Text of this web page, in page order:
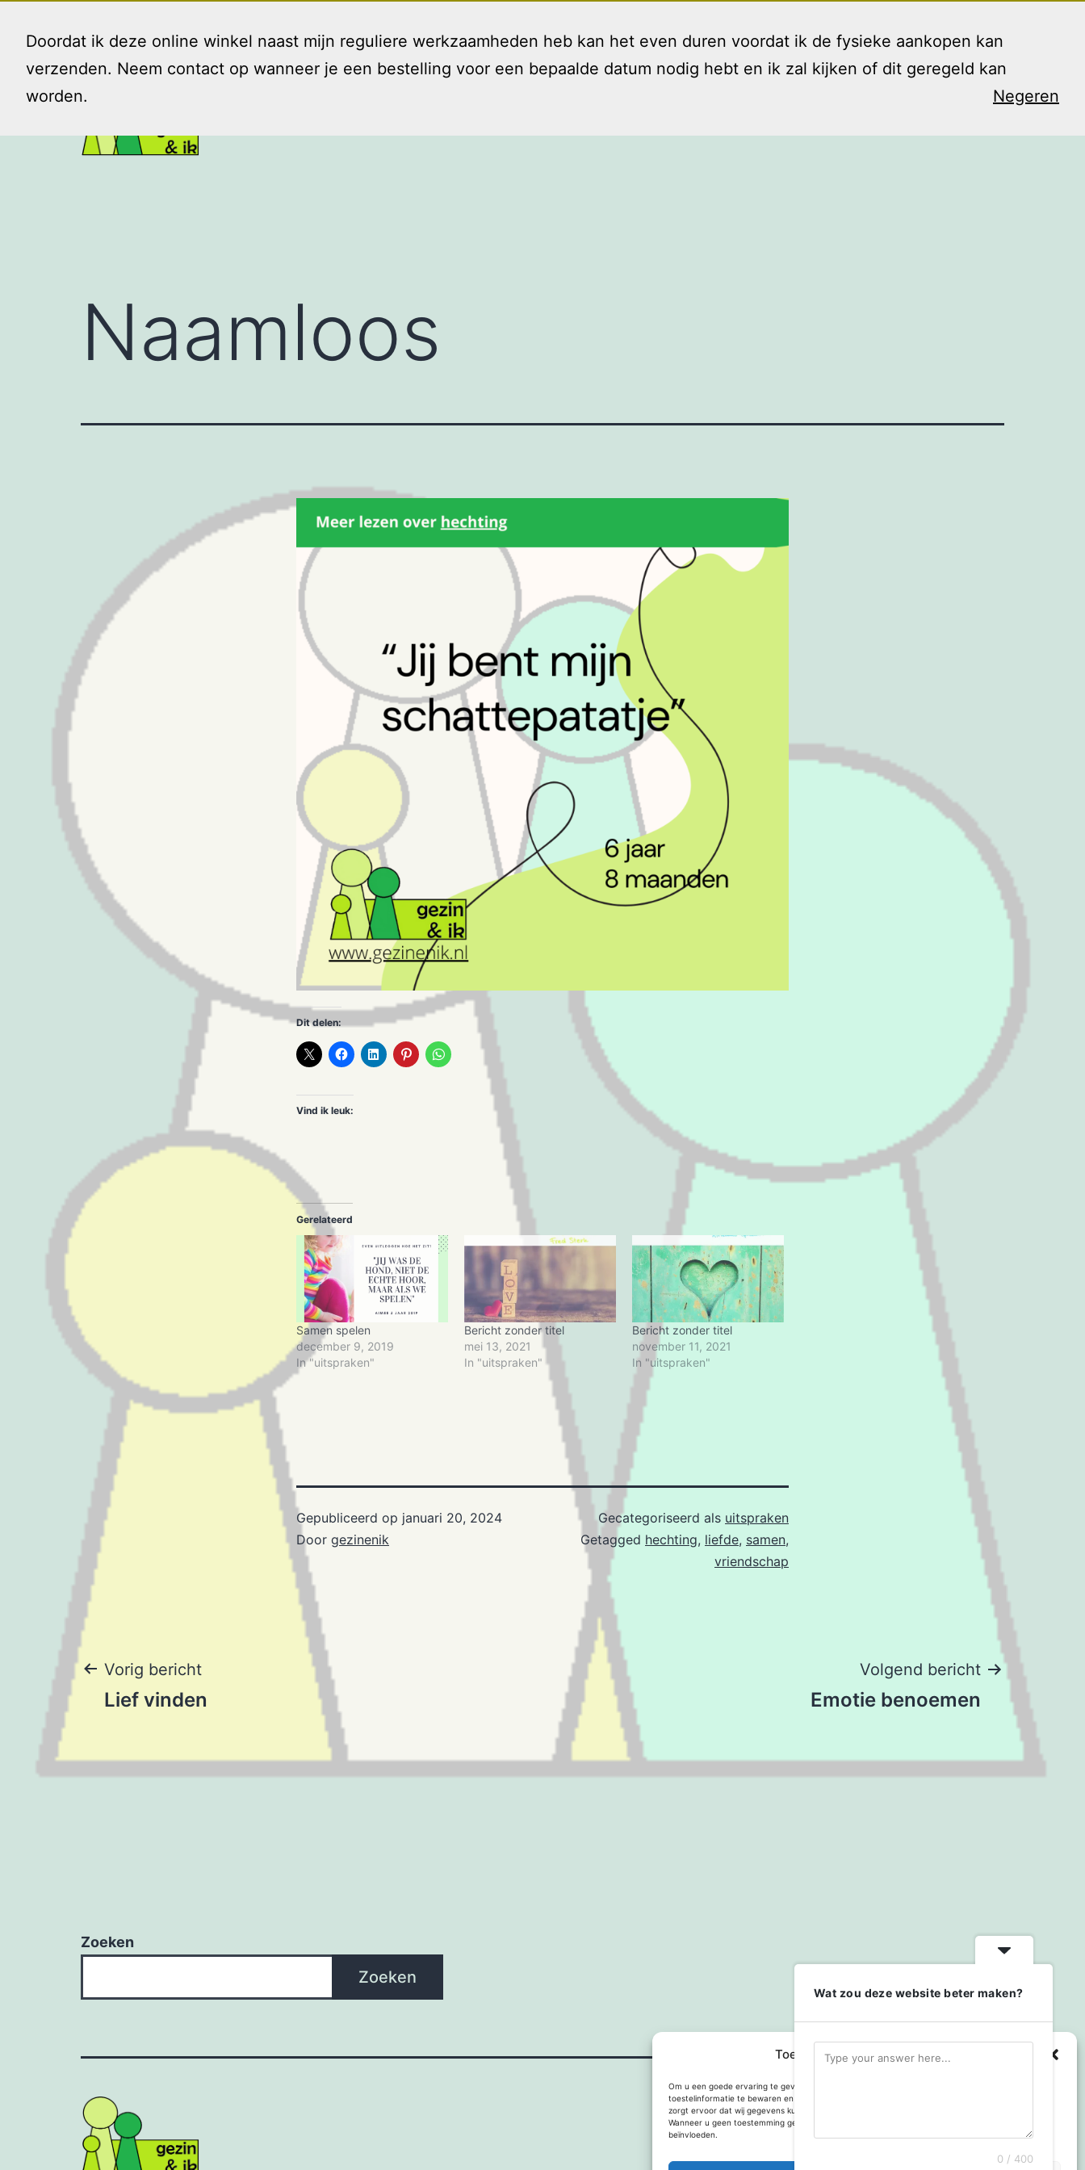
Toestemming cookies beheren
Om u een goede ervaring te geven op deze website maken we gebruik van cookies om
toestelinformatie te bewaren en of te gebruiken. Toestemming voor gebruik van deze technologie
zorgt ervoor dat wij gegevens kunnen verwerken, zoals browsgedrag of bezoekers van deze site.
Wanneer u geen toestemming geeft kan dit het gebruik van enkele onderdelen van de site
beïnvloeden.
Doordat ik deze online winkel naast mijn reguliere werkzaamheden heb kan het even duren voordat ik de fysieke aankopen kan
verzenden. Neem contact op wanneer je een bestelling voor een bepaalde datum nodig hebt en ik zal kijken of dit geregeld kan
worden.
Negeren
naar
inhoud
Naamloos
Dit delen:
Vind ik leuk:
Gerelateerd
Samen spelen
december 9, 2019
In "uitspraken"
Bericht zonder titel
mei 13, 2021
In "uitspraken"
Bericht zonder titel
november 11, 2021
In "uitspraken"
Gepubliceerd op januari 20, 2024
Door gezinenik
Gecategoriseerd als uitspraken
Getagged hechting, liefde, samen,
vriendschap
Bericht
Vorig bericht
Lief vinden
Volgend bericht
Emotie benoemen
Zoeken
Zoeken
Met trots aangedreven doorWordPress.
Wat zou deze website beter maken?
0 / 400